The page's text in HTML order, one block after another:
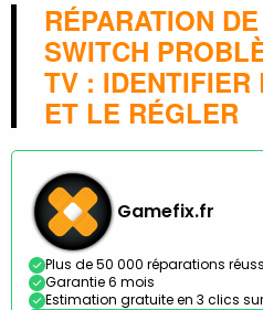
RÉPARATION
SWITCH
TV : IDENTIFIER
ET LE RÉGLER
Gamefix.fr
Plus de 50 000 réparations
Garantie 6 mois
Estimation gratuite en 3 clics